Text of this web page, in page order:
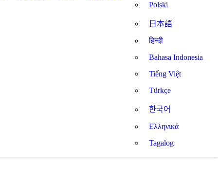
Polski
日本語
हिन्दी
Bahasa Indonesia
Tiếng Việt
Türkçe
한국어
Ελληνικά
Tagalog